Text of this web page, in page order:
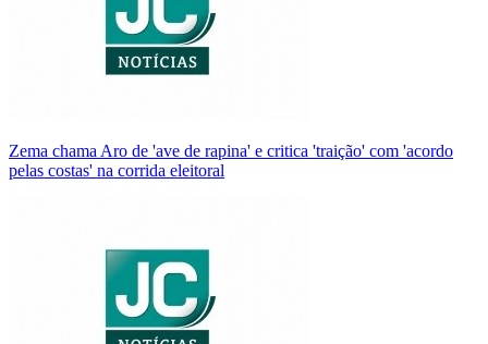
Zema chama Aro de 'ave de rapina' e critica 'traição' com 'acordo
pelas costas' na corrida eleitoral